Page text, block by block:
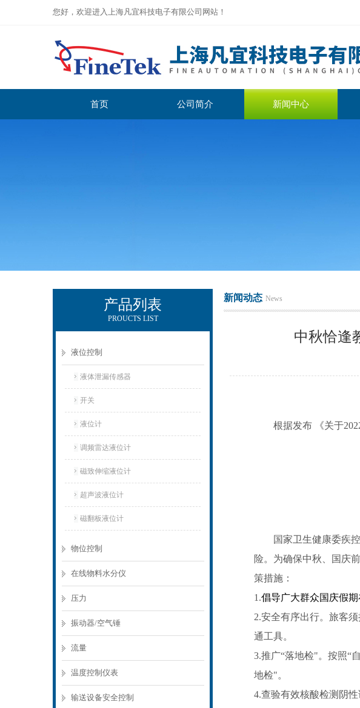
您好，欢迎进入上海凡宜科技电子有限公司网站！
首页 公司简介 新闻中心
产品列表
PROUCTS LIST
液位控制
液体泄漏传感器
开关
液位计
调频雷达液位计
磁致伸缩液位计
超声波液位计
磁翻板液位计
物位控制
在线物料水分仪
压力
振动器/空气锤
流量
温度控制仪表
输送设备安全控制
新闻动态 News
中秋恰逢
根据发布 《关于
国家卫生健康委疾
险。为确保中秋、国庆
策措施：
1.倡导广大群众国庆假
2.安全有序出行。旅客
通工具。
3.推广“落地检"。按照“
地检"。
4.查验有效核酸检测阴